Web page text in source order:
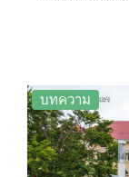
อาคารสถาปั
พระบาทสมเด็
มีโลหะปราส
หลัง
บทความ